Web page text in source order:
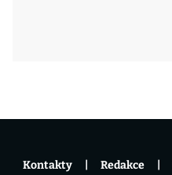
Kontakty Redakce